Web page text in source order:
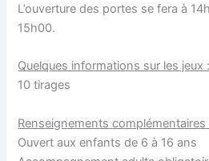
L’ouverture des portes se fera à
15h00.
Quelques informations sur les jeux :
10 tirages
Renseignements complémentaires
Ouvert aux enfants de 6 à 16 ans